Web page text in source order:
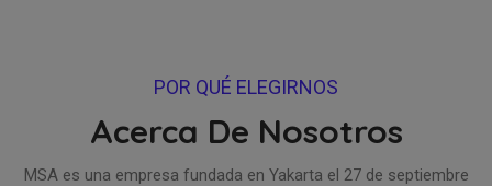
POR QUÉ ELEGIRNOS
Acerca De Nosotros
MSA es una empresa fundada en Yakarta el 27 de septiembre